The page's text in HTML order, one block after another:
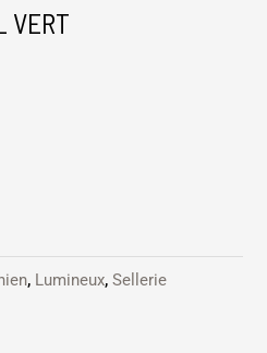
VERT
, Lumineux, Sellerie